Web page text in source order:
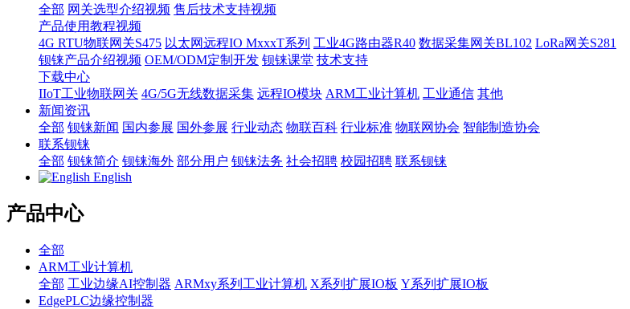
全部 网关选型介绍视频 售后技术支持视频
产品使用教程视频
4G RTU物联网关S475 以太网远程IO MxxxT系列 工业4G路由器R40 数据采集网关BL102 LoRa网关S281
钡铼产品介绍视频 OEM/ODM定制开发 钡铼课堂 技术支持
下载中心
IIoT工业物联网关 4G/5G无线数据采集 远程IO模块 ARM工业计算机 工业通信 其他
新闻资讯
全部 钡铼新闻 国内参展 国外参展 行业动态 物联百科 行业标准 物联网协会 智能制造协会
联系钡铼
全部 钡铼简介 钡铼海外 部分用户 钡铼法务 社会招聘 校园招聘 联系钡铼
English
产品中心
全部
ARM工业计算机
全部 工业边缘AI控制器 ARMxy系列工业计算机 X系列扩展IO板 Y系列扩展IO板
EdgePLC边缘控制器